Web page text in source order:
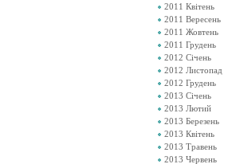
2011 Квітень
2011 Вересень
2011 Жовтень
2011 Грудень
2012 Січень
2012 Листопад
2012 Грудень
2013 Січень
2013 Лютий
2013 Березень
2013 Квітень
2013 Травень
2013 Червень